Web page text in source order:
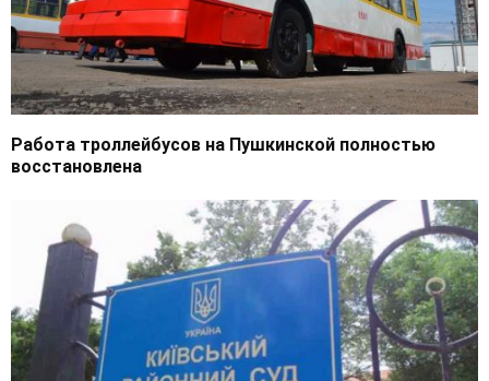
Работа троллейбусов на Пушкинской полностью
восстановлена